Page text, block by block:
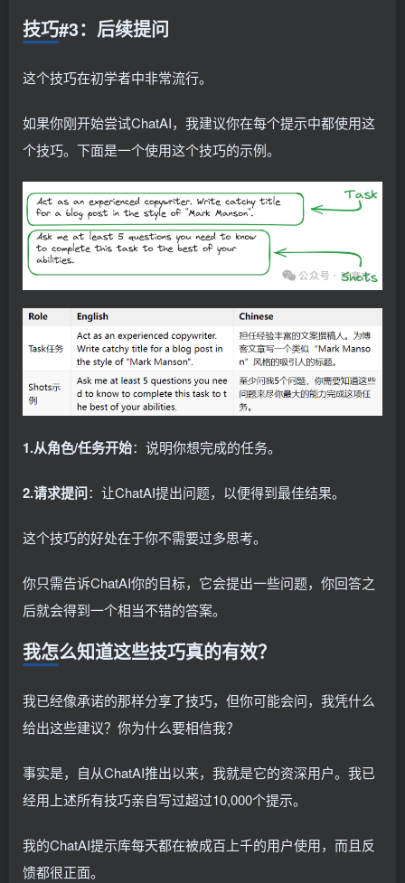
技巧#3：后续提问
这个技巧在初学者中非常流行。
如果你刚开始尝试ChatAI，我建议你在每个提示中都使用这
个技巧。下面是一个使用这个技巧的示例。
1.从角色/任务开始：说明你想完成的任务。
2.请求提问：让ChatAI提出问题，以便得到最佳结果。
这个技巧的好处在于你不需要过多思考。
你只需告诉ChatAI你的目标，它会提出一些问题，你回答之
后就会得到一个相当不错的答案。
我怎么知道这些技巧真的有效？
我已经像承诺的那样分享了技巧，但你可能会问，我凭什么
给出这些建议？你为什么要相信我？
事实是，自从ChatAI推出以来，我就是它的资深用户。我已
经用上述所有技巧亲自写过超过10,000个提示。
我的ChatAI提示库每天都在被成百上千的用户使用，而且反
馈都很正面。